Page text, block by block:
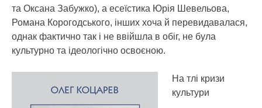
та Оксана Забужко), а есеїстика Юрія Шевельова,
Романа Корогодського, інших хоча й перевидавалася,
однак фактично так і не ввійшла в обіг, не була
культурно та ідеологічно освоєною.
На тлі кризи
культури